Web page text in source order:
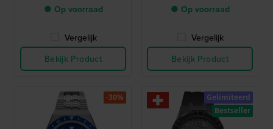
● Op voorraad
Vergelijk
Bekijk Product
● Op voorraad
Vergelijk
Bekijk Product
-30%
Gelimiteerd
Bestseller